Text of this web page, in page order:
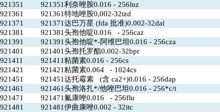
921351
921351利奈唑胺0.016 - 256lnz
921361
921361特地唑胺0,002-32tzd
921371
921371达巴万星 (fda 批准)0.002-32dal
921381
921381头孢他啶0.016 - 256caz
921391
921391头孢他啶*-阿维巴坦0.016 - 256cza
921401
921401头孢托罗酯0.002-32bpr
921411
921411粘菌素0.016 - 256cs
921421
921421粘菌素0.064 - 1024cs
921451
921451达托霉素 (含 ca2+)0.016 - 256dap
921461
921461头孢洛扎*/他唑巴坦0.016 - 256*c/t
921471
921471氟康唑0.016 - 256flu
921481
921481伊曲康唑0.002 - 32itc